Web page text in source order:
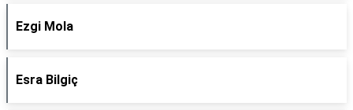
Ezgi Mola
Esra Bilgiç